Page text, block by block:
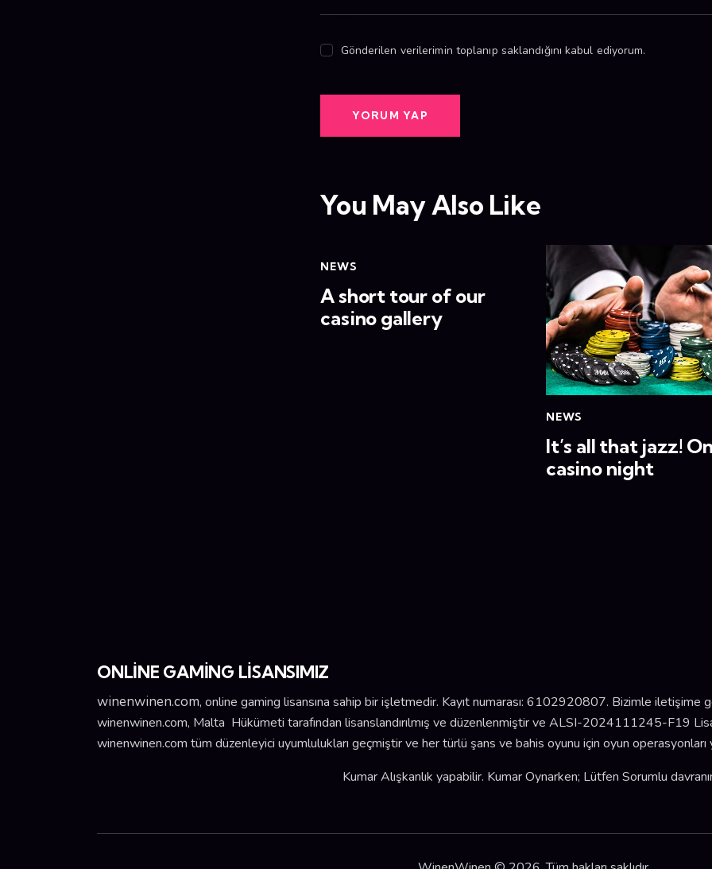
Gönderilen verilerimin toplanıp saklandığını kabul ediyorum.
You May Also Like
NEWS
A short tour of our
casino gallery
NEWS
It’s all that jazz!
casino night
ONLİNE GAMİNG LİSANSIMIZ
winenwinen.com, online gaming lisansına sahip bir işletmedir. Kayıt numarası: 6102920807. Bizimle iletişime
winenwinen.com, Malta Hükümeti tarafından lisanslandırılmış ve düzenlenmiştir ve ALSI-2024111245-F19
winenwinen.com tüm düzenleyici uyumlulukları geçmiştir ve her türlü şans ve bahis oyunu için oyun
Kumar Alışkanlık yapabilir. Kumar Oynarken; Lütfen Sorumlu